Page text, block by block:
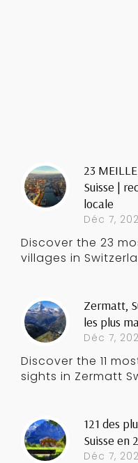
23
Suisse |
locale
Déc 7,
Discover the 23
villages in
Zermatt,
les plus
Déc 7,
Discover the 11
sights in Zermatt
121 des
Suisse en
Déc 7,